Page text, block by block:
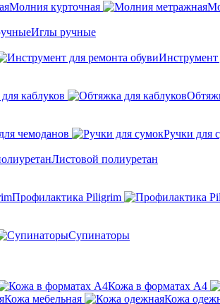
Молния курточная
Иглы ручные
Инструмент
каблуков
чемоданов Ручки для
Листовой полиуретан
Профилактика Piligrim
Супинаторы
Кожа в форматах А4
Кожа мебельная Кожа